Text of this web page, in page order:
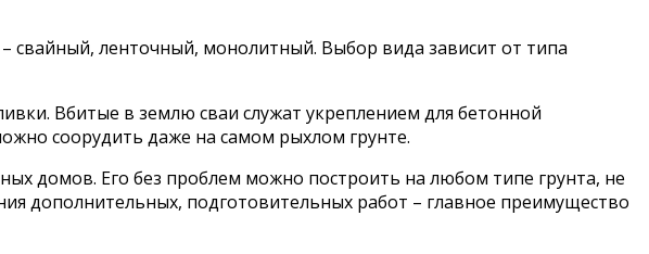
ленточный, монолитный. Выбор вида зависит от типа
Вбитые в землю сваи служат укреплением для бетонной
соорудить даже на самом рыхлом грунте.
домов. Его без проблем можно построить на любом типе грунта, не
дополнительных, подготовительных работ – главное преимущество